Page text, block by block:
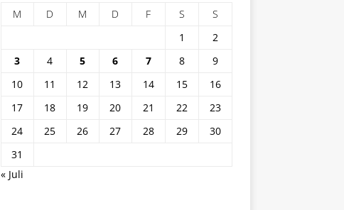
M
D M D F S
S
1
2
3
4 5 6 7 8
9
10
11 12 13 14 15
16
17
18 19 20 21 22
23
24
25 26 27 28 29
30
31
« Juli